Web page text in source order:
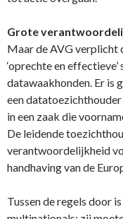
Grote
Maar de AVG verplicht
‘oprechte en
datawaakhonden. Er is
een
in een zaak die
De leidende
verantwoordelijkheid
handhaving van de
Tussen de regels door